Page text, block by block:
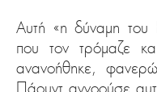
Αυτή «η δύναμη
που τον τρόμαζε
ανανοήθηκε,
Πάουντ αγνοούσε